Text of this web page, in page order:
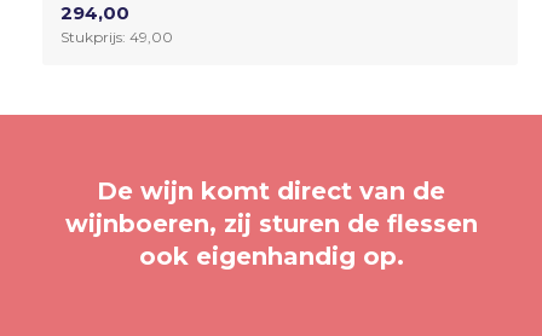
294,00
Stukprijs: 49,00
De wijn komt direct van de
wijnboeren, zij sturen de flessen
ook eigenhandig op.